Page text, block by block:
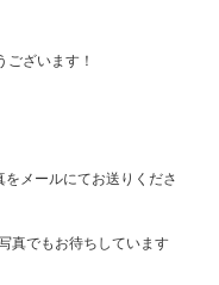
ざいます！
メールにてお送りくださ
真でもお待ちしています